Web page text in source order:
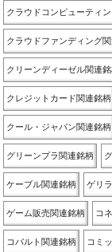
クラウドコンピューティ
クラウドファンディング
クリーンディーゼル関連
クレジットカード関連銘柄
クール・ジャパン関連銘柄
グリーンプラ関連銘柄
ケーブル関連銘柄 ゲリ
ゲーム販売関連銘柄 コ
コバルト関連銘柄 コミ